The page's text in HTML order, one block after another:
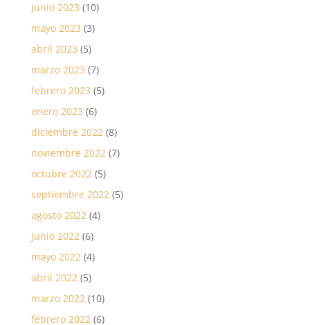
junio 2023 (10)
mayo 2023 (3)
abril 2023 (5)
marzo 2023 (7)
febrero 2023 (5)
enero 2023 (6)
diciembre 2022(8)
noviembre 2022(7)
octubre 2022(5)
septiembre 2022(5)
agosto 2022(4)
junio 2022(6)
mayo 2022(4)
abril 2022(5)
marzo 2022(10)
febrero 2022(6)